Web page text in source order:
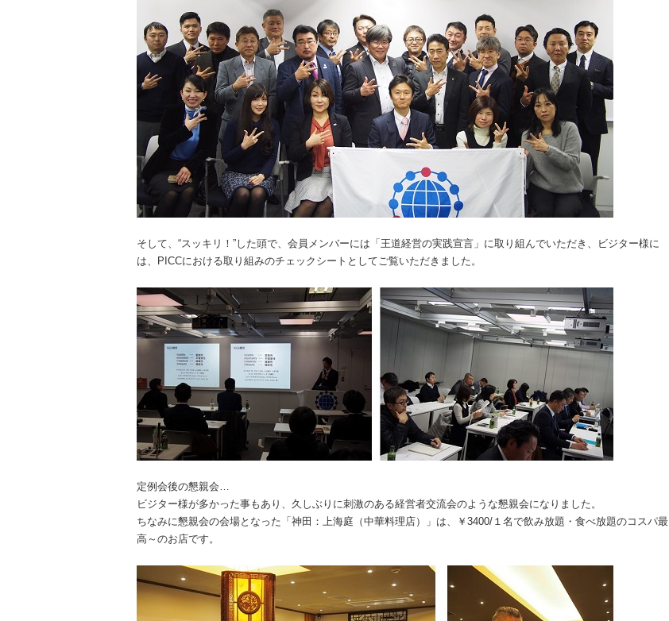
そして、“スッキリ！”した頭で、会員メンバーには「王道経営の実践宣言」に取り組んでいただき、ビジター様に
は、
PICCにおける取り組みのチェックシートとしてご覧いただきました。
定例会後の懇親会…
ビジター様が多かった事もあり、久しぶりに刺激のある経営者交流会のような懇親会になりました。
ちなみに懇親会の会場となった「神田：上海庭（中華料理店）」は、￥ 3400/ １名で飲み放題・食べ放題のコスパ最
高～のお店です。